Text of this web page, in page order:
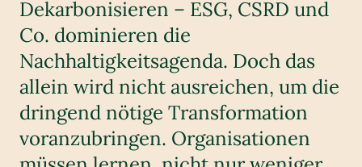
Dekarbonisieren – ESG, CSRD und
Co. dominieren die
Nachhaltigkeitsagenda. Doch das
allein wird nicht ausreichen, um die
dringend nötige Transformation
voranzubringen. Organisationen